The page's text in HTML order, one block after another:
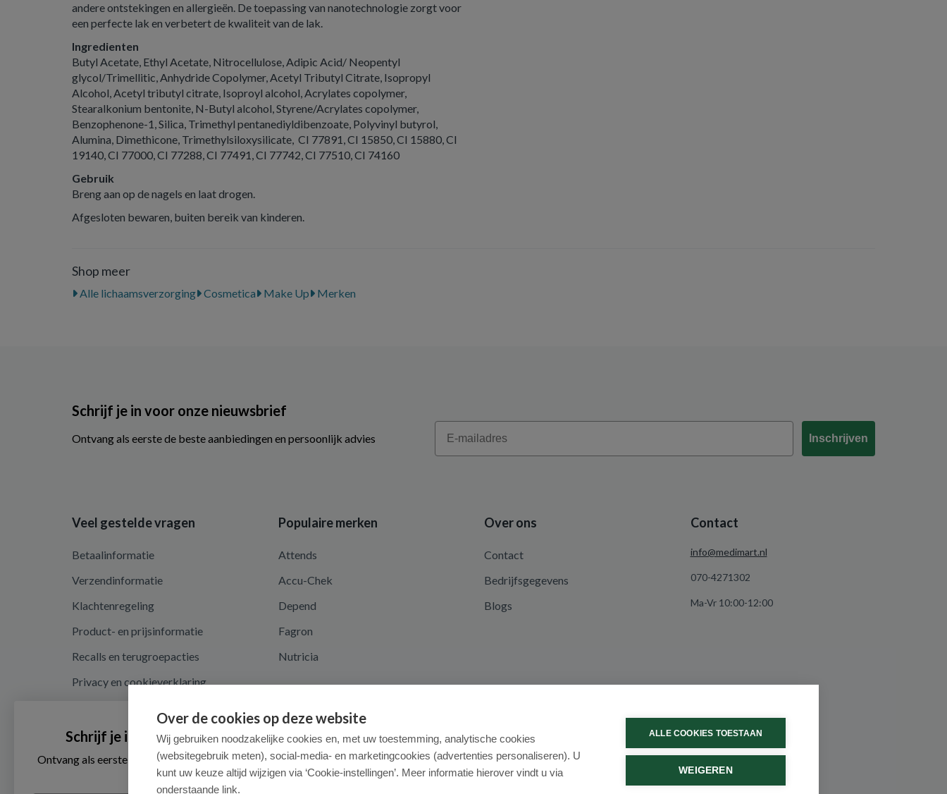
andere ontstekingen en allergieën. De toepassing van nanotechnologie zorgt voor
een perfecte lak en verbetert de kwaliteit van de lak.
Ingredienten
Butyl Acetate, Ethyl Acetate, Nitrocellulose, Adipic Acid/ Neopentyl
glycol/Trimellitic, Anhydride Copolymer, Acetyl Tributyl Citrate, Isopropyl
Alcohol, Acetyl tributyl citrate, Isoproyl alcohol, Acrylates copolymer,
Stearalkonium bentonite, N-Butyl alcohol, Styrene/Acrylates copolymer,
Benzophenone-1, Silica, Trimethyl pentanediyldibenzoate, Polyvinyl butyrol,
Alumina, Dimethicone, Trimethylsiloxysilicate, CI 77891, CI 15850, CI 15880, CI
19140, CI 77000, CI 77288, CI 77491, CI 77742, CI 77510, CI 74160
Gebruik
Breng aan op de nagels en laat drogen.
Afgesloten bewaren, buiten bereik van kinderen.
Shop meer
Alle lichaamsverzorging Cosmetica Make Up Merken
Schrijf je in voor onze nieuwsbrief
Ontvang als eerste de beste aanbiedingen en persoonlijk advies
Email
Inschrijven
Veel gestelde vragen
Betaalinformatie
Verzendinformatie
Klachtenregeling
Product- en prijsinformatie
Recalls en terugroepacties
Privacy en cookieverklaring
Algemene voorwaarden
Herroepingsrecht en retouren
Populaire merken
Attends
Accu-Chek
Depend
Fagron
Nutricia
Over ons
Contact
Bedrijfsgegevens
Blogs
Contact
info@medimart.nl
070-4271302
Ma-Vr 10:00-12:00
Over de cookies op deze website
Wij gebruiken noodzakelijke cookies en, met uw toestemming, analytische cookies
(websitegebruik meten), social-media- en marketingcookies (advertenties personaliseren). U
kunt uw keuze altijd wijzigen via ‘Cookie-instellingen’. Meer informatie hierover vindt u via
onderstaande link.
ALLE COOKIES TOESTAAN
WEIGEREN
Schrijf je in voor onze nieuwsbrief
Ontvang als eerste de beste aanbiedingen en persoonlijk
advies